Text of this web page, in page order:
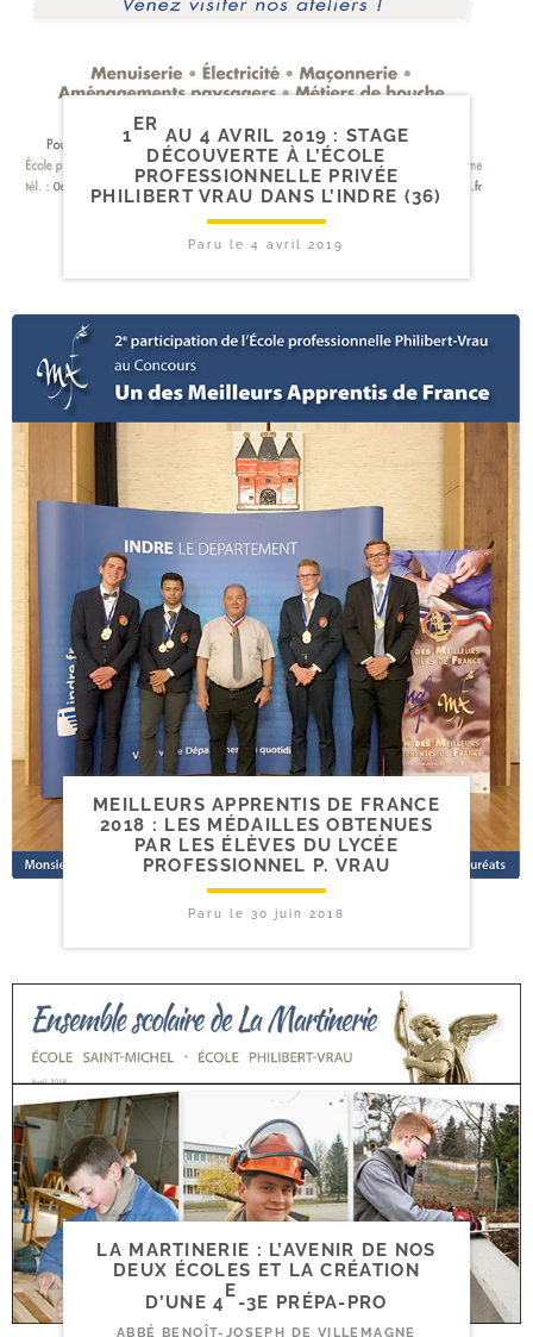
1
ER
AU 4 AVRIL 2019 : STAGE
DÉCOUVERTE À L’ÉCOLE
PROFESSIONNELLE PRIVÉE
PHILIBERT VRAU DANS L’INDRE (36)
Paru le4 avril 2019
MEILLEURS APPRENTIS DE FRANCE
2018 : LES MÉDAILLES OBTENUES
PAR LES ÉLÈVES DU LYCÉE
PROFESSIONNEL P. VRAU
Paru le 30 juin 2018
LA MARTINERIE : L’AVENIR DE NOS
DEUX ÉCOLES ET LA CRÉATION
D’UNE 4
E
-​3E PRÉPA-PRO
ABBÉ BENOÎT-JOSEPH DE VILLEMAGNE